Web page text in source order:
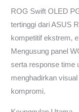
ROG Swift OLED
tertinggi dari ASUS
kompetitif ekstrem,
Mengusung panel
serta response time
menghadirkan
kompromi.